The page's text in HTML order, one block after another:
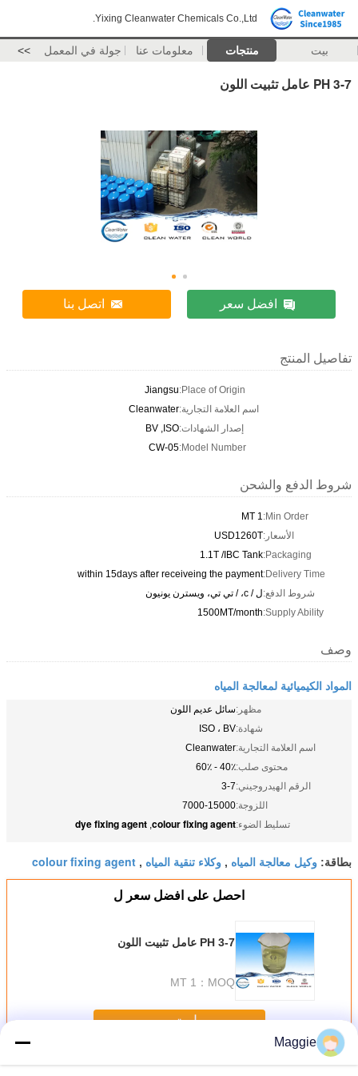
Yixing Cleanwater Chemicals Co.,Ltd.
بيت منتجات معلومات عنا جولة في المعمل >>
PH 3-7 عامل تثبيت اللون
افضل سعر اتصل بنا
تفاصيل المنتج
Place of Origin:
Jiangsu
اسم العلامة التجارية:Cleanwater
إصدار الشهادات:BV ,ISO
Model Number:
CW-05
شروط الدفع والشحن
Min Order:
1 MT
الأسعار:USD1260T
Packaging:
1.1T /IBC Tank
Delivery Time:
within 15days after receiveing the payment
شروط الدفع:ل / c، / تي تي، ويسترن يونيون
Supply Ability:
1500MT/month
وصف
المواد الكيميائية لمعالجة المياه
مظهر:سائل عديم اللون
شهادة:ISO ، BV
اسم العلامة التجارية:Cleanwater
محتوى صلب:40٪ - 60٪
الرقم الهيدروجيني:3-7
اللزوجة:7000-15000
تسليط الضوء:colour fixing agent
,
dye fixing agent
بطاقة: وكيل معالجة المياه , وكلاء تنقية المياه ,
colour fixing agent
احصل على افضل سعر ل
PH 3-7 عامل تثبيت اللون
MOQ：
1 MT
استمر
أكثرالمواد الكيميائية لمعالجة المياه
Maggie